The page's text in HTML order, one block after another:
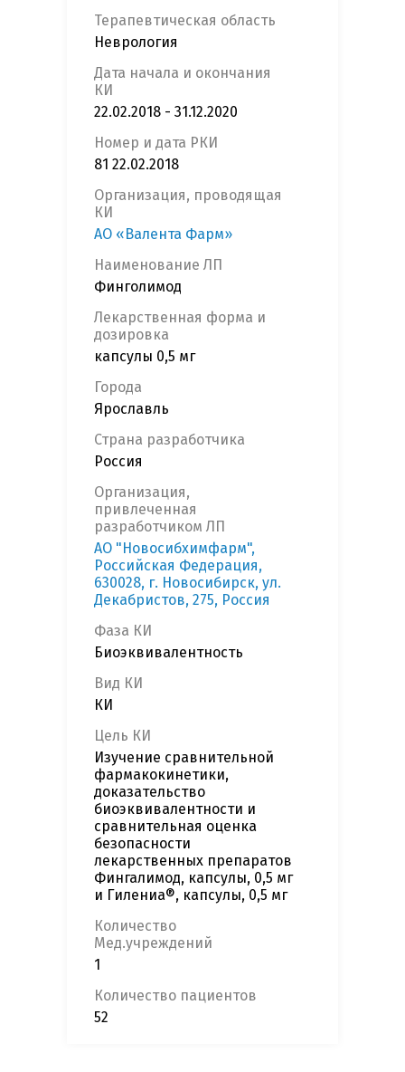
Терапевтическая область
Неврология
Дата начала и окончания
КИ
22.02.2018 - 31.12.2020
Номер и дата РКИ
81 22.02.2018
Организация, проводящая
КИ
АО «Валента Фарм»
Наименование ЛП
Финголимод
Лекарственная форма и
дозировка
капсулы 0,5 мг
Города
Ярославль
Страна разработчика
Россия
Организация,
привлеченная
разработчиком ЛП
АО "Новосибхимфарм",
Российская Федерация,
630028, г. Новосибирск, ул.
Декабристов, 275, Россия
Фаза КИ
Биоэквивалентность
Вид КИ
КИ
Цель КИ
Изучение сравнительной
фармакокинетики,
доказательство
биоэквивалентности и
сравнительная оценка
безопасности
лекарственных препаратов
Фингалимод, капсулы, 0,5 мг
и Гилениа®, капсулы, 0,5 мг
Количество
Мед.учреждений
1
Количество пациентов
52